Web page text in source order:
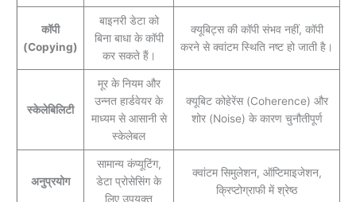
कॉपी
(Copying)
बाइनरी डेटा को
बिना बाधा के कॉपी
कर सकते हैं।
क्यूबिट्स की कॉपी संभव नहीं, कॉपी
करने से क्वांटम स्थिति नष्ट हो जाती है।
स्केलेबिलिटी
मूर के नियम और
उन्नत हार्डवेयर के
माध्यम से आसानी से
स्केलेबल
क्यूबिट कोहेरेंस (Coherence) और
शोर (Noise) के कारण चुनौतीपूर्ण
अनुप्रयोग
सामान्य कंप्यूटिंग,
डेटा प्रोसेसिंग के
लिए उपयुक्त
क्वांटम सिमुलेशन, ऑप्टिमाइजेशन,
क्रिप्टोग्राफी में श्रेष्ठ